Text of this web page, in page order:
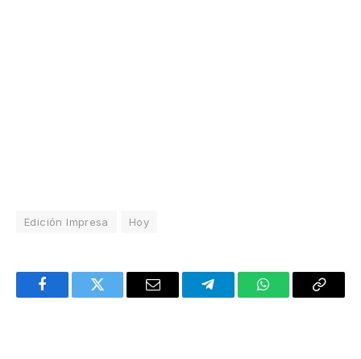
Edición Impresa Hoy
FacebookTwitter Email TelegramWhatsAppCopy